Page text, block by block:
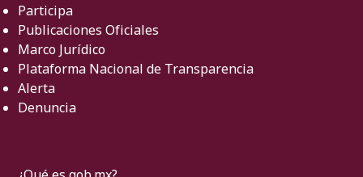
Participa
Publicaciones Oficiales
Marco Jurídico
Plataforma Nacional de Transparencia
Alerta
Denuncia